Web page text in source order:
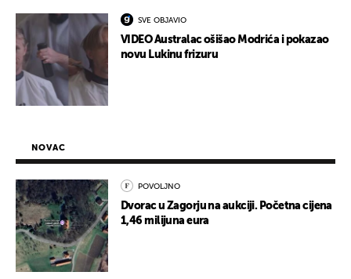
SVE OBJAVIO
VIDEO Australac ošišao Modrića i pokazao
novu Lukinu frizuru
NOVAC
POVOLJNO
Dvorac u Zagorju na aukciji. Početna cijena
1,46 milijuna eura